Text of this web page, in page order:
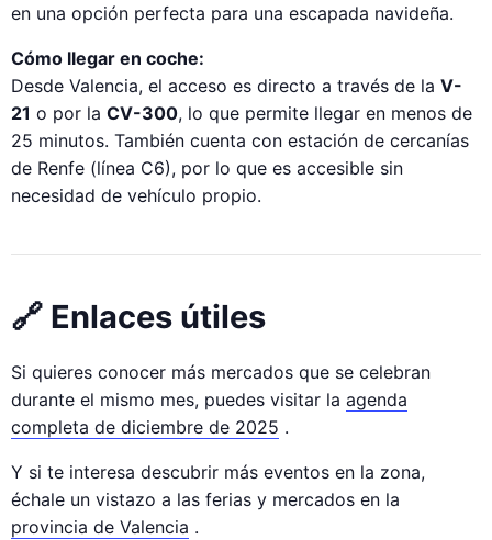
en una opción perfecta para una escapada navideña.
Cómo llegar en coche:
Desde Valencia, el acceso es directo a través de la V-
21 o por la CV-300, lo que permite llegar en menos de
25 minutos. También cuenta con estación de cercanías
de Renfe (línea C6), por lo que es accesible sin
necesidad de vehículo propio.
🔗 Enlaces útiles
Si quieres conocer más mercados que se celebran
durante el mismo mes, puedes visitar la agenda
completa de diciembre de 2025 .
Y si te interesa descubrir más eventos en la zona,
échale un vistazo a las ferias y mercados en la
provincia de Valencia .